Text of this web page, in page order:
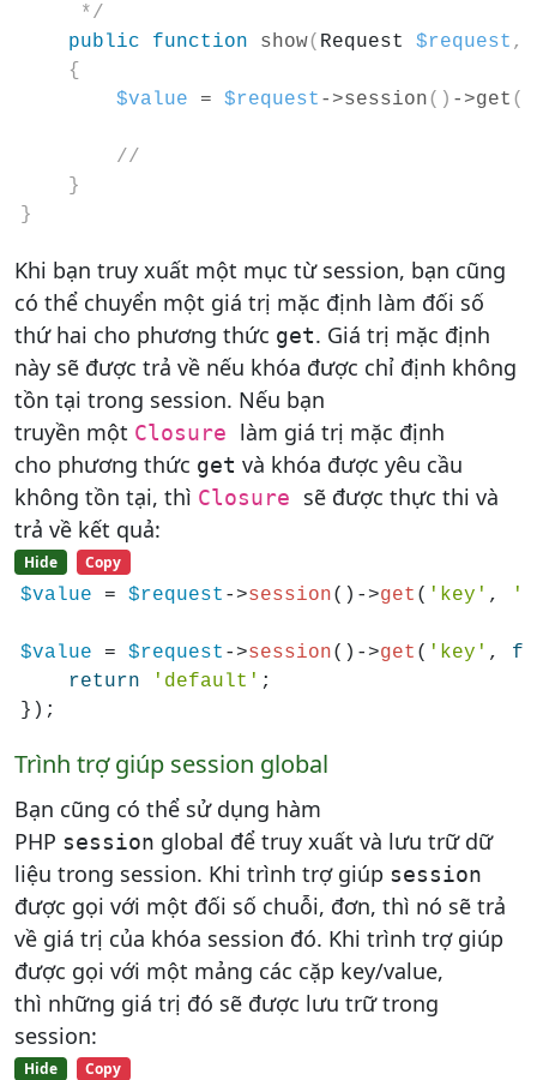
     */
public
function show( Request $request ,
{
$value
= $request - >session( ) - >get (
//
}
}
Khi bạn truy xuất một mục từ session, bạn cũng
có thể chuyển một giá trị mặc định làm đối số
thứ hai cho phương thức get. Giá trị mặc định
này sẽ được trả về nếu khóa được chỉ định không
tồn tại trong session. Nếu bạn
truyền một Closure làm giá trị mặc định
cho phương thức get và khóa được yêu cầu
không tồn tại, thì Closure sẽ được thực thi và
trả về kết quả:
Hide Copy
$value = $request ->session()->get ( 'key' ,
$value = $request ->session()->get ( 'key' ,
return
'default' ;
});
Trình trợ giúp session global
Bạn cũng có thể sử dụng hàm
PHP session global để truy xuất và lưu trữ dữ
liệu trong session. Khi trình trợ giúp session
được gọi với một đối số chuỗi, đơn, thì nó sẽ trả
về giá trị của khóa session đó. Khi trình trợ giúp
được gọi với một mảng các cặp key/value,
thì những giá trị đó sẽ được lưu trữ trong
session:
Hide Copy